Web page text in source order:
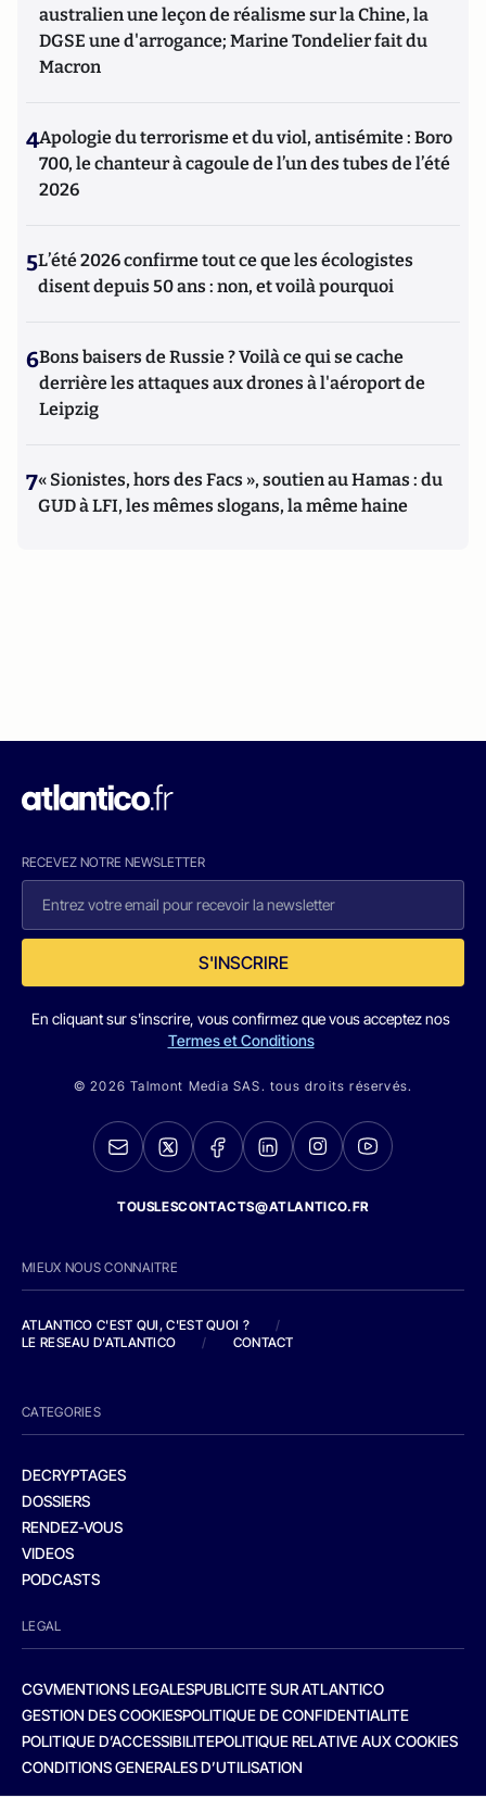
australien une leçon de réalisme sur la Chine, la
DGSE une d'arrogance; Marine Tondelier fait du
Macron
4Apologie du terrorisme et du viol, antisémite : Boro
700, le chanteur à cagoule de l’un des tubes de l’été
2026
5L’été 2026 confirme tout ce que les écologistes
disent depuis 50 ans : non, et voilà pourquoi
6Bons baisers de Russie ? Voilà ce qui se cache
derrière les attaques aux drones à l'aéroport de
Leipzig
7« Sionistes, hors des Facs », soutien au Hamas : du
GUD à LFI, les mêmes slogans, la même haine
RECEVEZ NOTRE NEWSLETTER
S'INSCRIRE
En cliquant sur s'inscrire, vous confirmez que vous acceptez nos
Termes et Conditions
© 2026 Talmont Media SAS. tous droits réservés.
TOUSLESCONTACTS@ATLANTICO.FR
MIEUX NOUS CONNAITRE
ATLANTICO C'EST QUI, C'EST QUOI ?
/
LE RESEAU D'ATLANTICO
/ CONTACT
CATEGORIES
DECRYPTAGES
DOSSIERS
RENDEZ-VOUS
VIDEOS
PODCASTS
LEGAL
CGVMENTIONS LEGALESPUBLICITE SUR ATLANTICO
GESTION DES COOKIESPOLITIQUE DE CONFIDENTIALITE
POLITIQUE D’ACCESSIBILITEPOLITIQUE RELATIVE AUX COOKIES
CONDITIONS GENERALES D’UTILISATION